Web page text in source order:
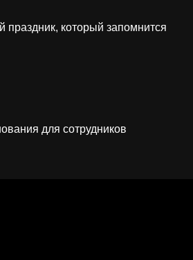
праздник, который запомнится
для сотрудников